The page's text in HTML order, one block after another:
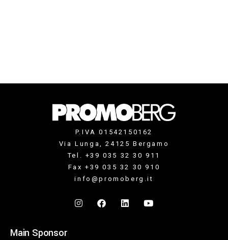
P.IVA 01542150162
Via Lunga, 24125 Bergamo
Tel. +39 035 32 30 911
Fax +39 035 32 30 910
info@promoberg.it
Main Sponsor